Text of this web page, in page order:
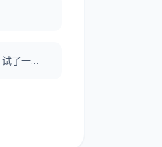
speedcn官方正版下载 试了一下UNBLOCKCN，真好用。